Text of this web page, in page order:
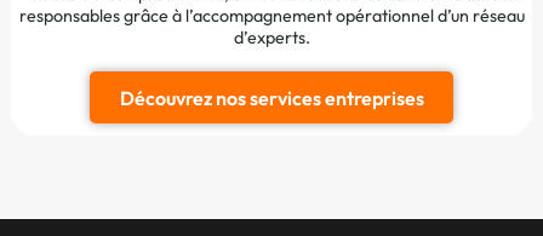
responsables grâce à l’accompagnement opérationnel d’un réseau
d’experts.
Découvrez nos services entreprises